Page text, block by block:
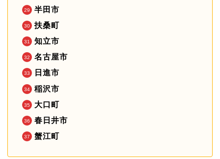
半田市
扶桑町
知立市
名古屋市
日進市
稲沢市
大口町
春日井市
蟹江町